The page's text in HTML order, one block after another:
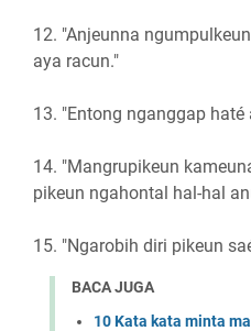
12. "Anjeunna
aya racun."
13. "Entong nganggap
14. "Mangrupikeun
pikeun ngahontal hal-hal
15. "Ngarobih diri pikeun
BACA JUGA
10 Kata kata minta